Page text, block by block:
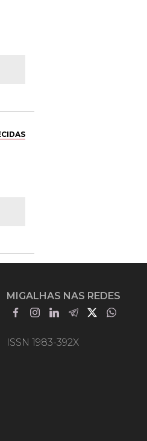
MIGALHAS NAS REDES
ISSN 1983-392X